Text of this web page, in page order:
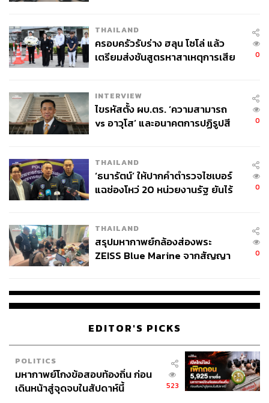
719
THE STANDARD TEAM
กองบรรณาธิการ THE STANDARD
THAILAND
ครอบครัวรับร่าง ฮลุน โซโล่ แล้ว
เตรียมส่งชันสูตรหาสาเหตุการเสีย
0
INTERVIEW
ไขรหัสตั้ง ผบ.ตร. ‘ความสามารถ
vs อาวุโส’ และอนาคตการปฏิรูปสี
0
THAILAND
‘ธนารัตน์’ ให้ปากคำตำรวจไซเบอร์
แฉช่องโหว่ 20 หน่วยงานรัฐ ยันไร้
0
THAILAND
สรุปมหากาพย์กล้องส่องพระ
ZEISS Blue Marine จากสัญญา
จ่ายหนี้-แอบระบุแบรนด์
0
EDITOR'S PICKS
POLITICS
มหากาพย์โกงข้อสอบท้องถิ่น ก่อน
เดินหน้าสู่จุดจบในสัปดาห์นี้
523